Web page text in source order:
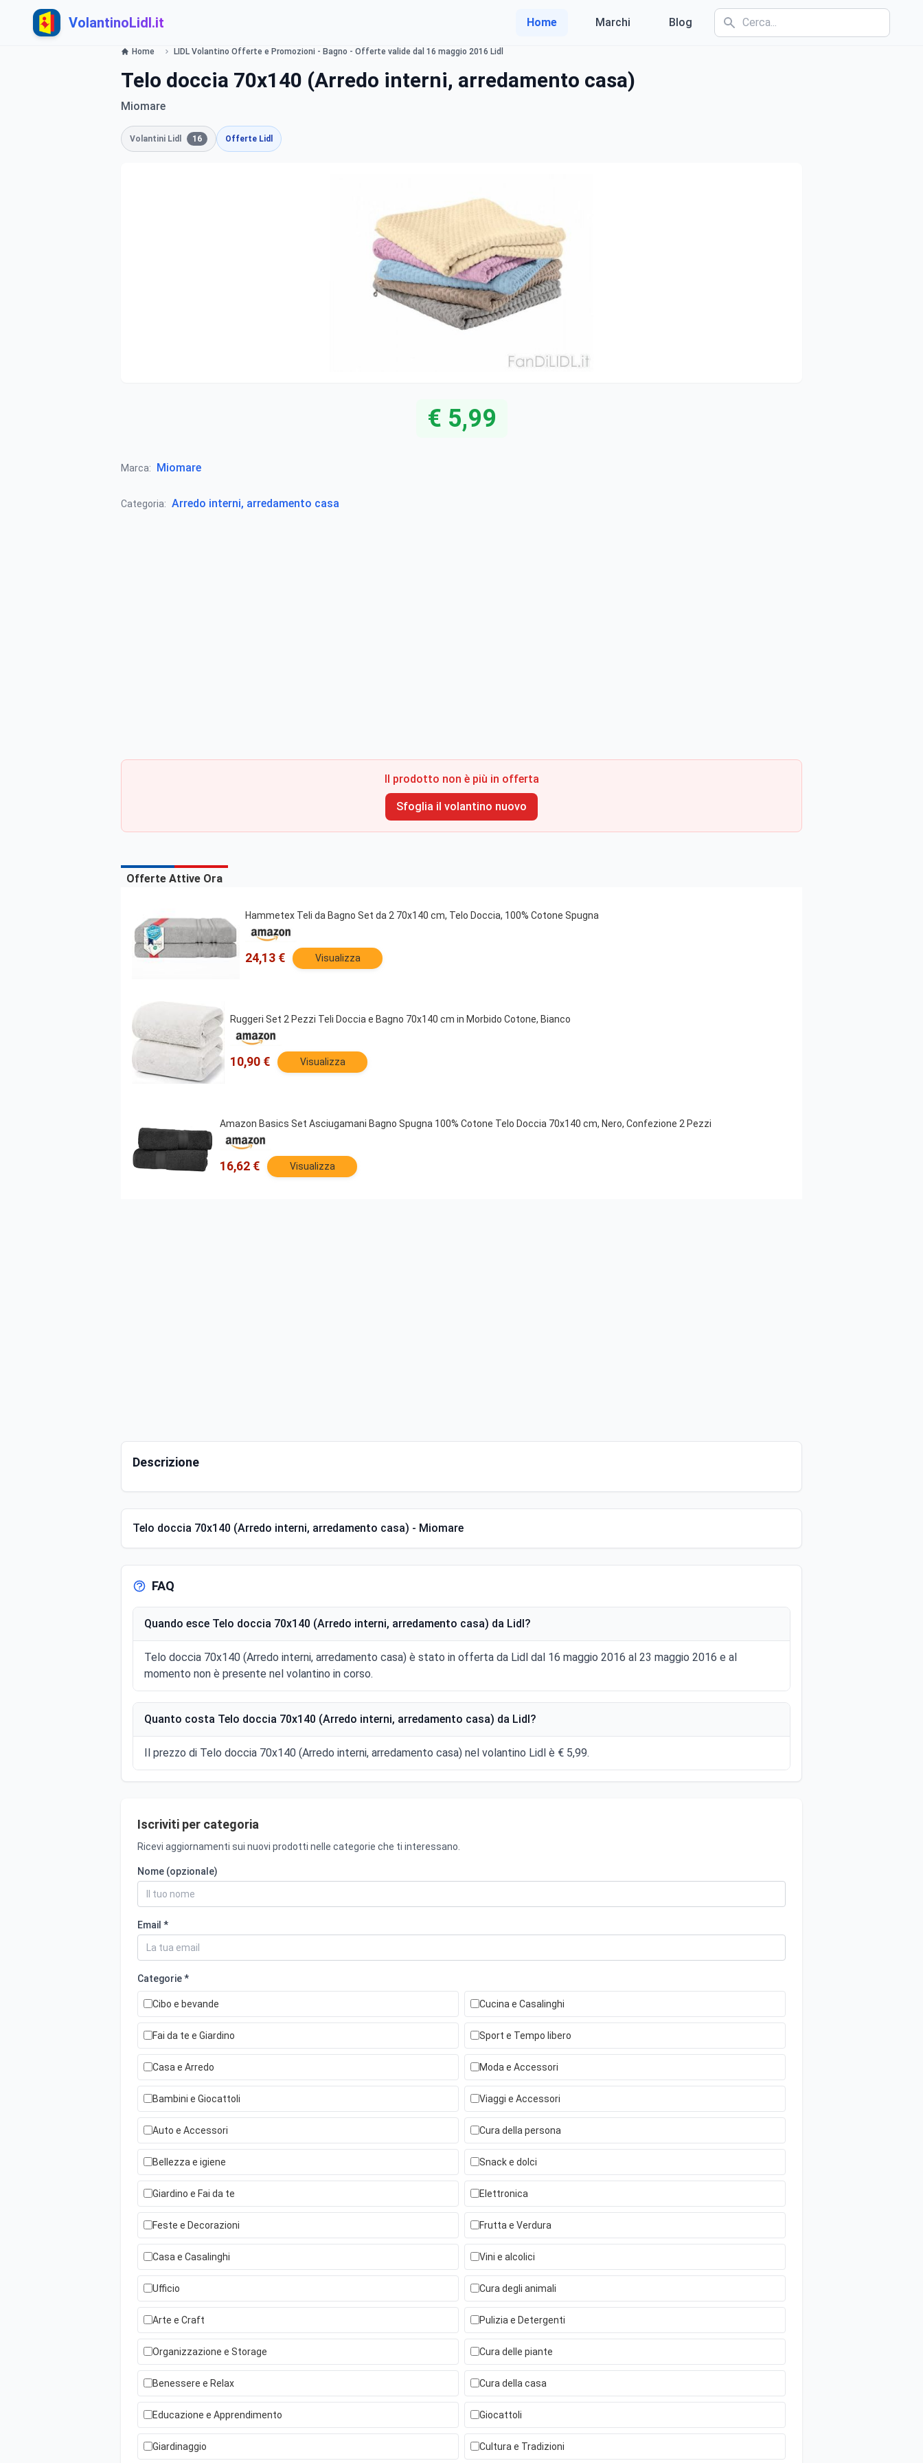
VolantinoLidl.it Home Marchi Blog
Home LIDL Volantino Offerte e Promozioni - Bagno - Offerte valide dal 16 maggio 2016 Lidl
Telo doccia 70x140 (Arredo interni, arredamento casa)
Miomare
Volantini Lidl 16 Offerte Lidl
€ 5,99
Marca: Miomare
Categoria: Arredo interni, arredamento casa
Il prodotto non è più in offerta
Sfoglia il volantino nuovo
Offerte Attive Ora
Hammetex Teli da Bagno Set da 2 70x140 cm, Telo Doccia, 100% Cotone Spugna
24,13 € Visualizza
Ruggeri Set 2 Pezzi Teli Doccia e Bagno 70x140 cm in Morbido Cotone, Bianco
10,90 € Visualizza
Amazon Basics Set Asciugamani Bagno Spugna 100% Cotone Telo Doccia 70x140 cm, Nero, Confezione 2 Pezzi
16,62 € Visualizza
Descrizione
Telo doccia 70x140 (Arredo interni, arredamento casa) - Miomare
FAQ
Quando esce Telo doccia 70x140 (Arredo interni, arredamento casa) da Lidl?
Telo doccia 70x140 (Arredo interni, arredamento casa) è stato in offerta da Lidl dal 16 maggio 2016 al 23 maggio 2016 e al
momento non è presente nel volantino in corso.
Quanto costa Telo doccia 70x140 (Arredo interni, arredamento casa) da Lidl?
Il prezzo di Telo doccia 70x140 (Arredo interni, arredamento casa) nel volantino Lidl è € 5,99.
Iscriviti per categoria
Ricevi aggiornamenti sui nuovi prodotti nelle categorie che ti interessano.
Nome (opzionale)
Email *
Categorie *
Cibo e bevande Cucina e Casalinghi
Fai da te e Giardino Sport e Tempo libero
Casa e Arredo Moda e Accessori
Bambini e Giocattoli Viaggi e Accessori
Auto e Accessori Cura della persona
Bellezza e igiene Snack e dolci
Giardino e Fai da te Elettronica
Feste e Decorazioni Frutta e Verdura
Casa e Casalinghi Vini e alcolici
Ufficio Cura degli animali
Arte e Craft Pulizia e Detergenti
Organizzazione e Storage Cura delle piante
Benessere e Relax Cura della casa
Educazione e Apprendimento Giocattoli
Giardinaggio Cultura e Tradizioni